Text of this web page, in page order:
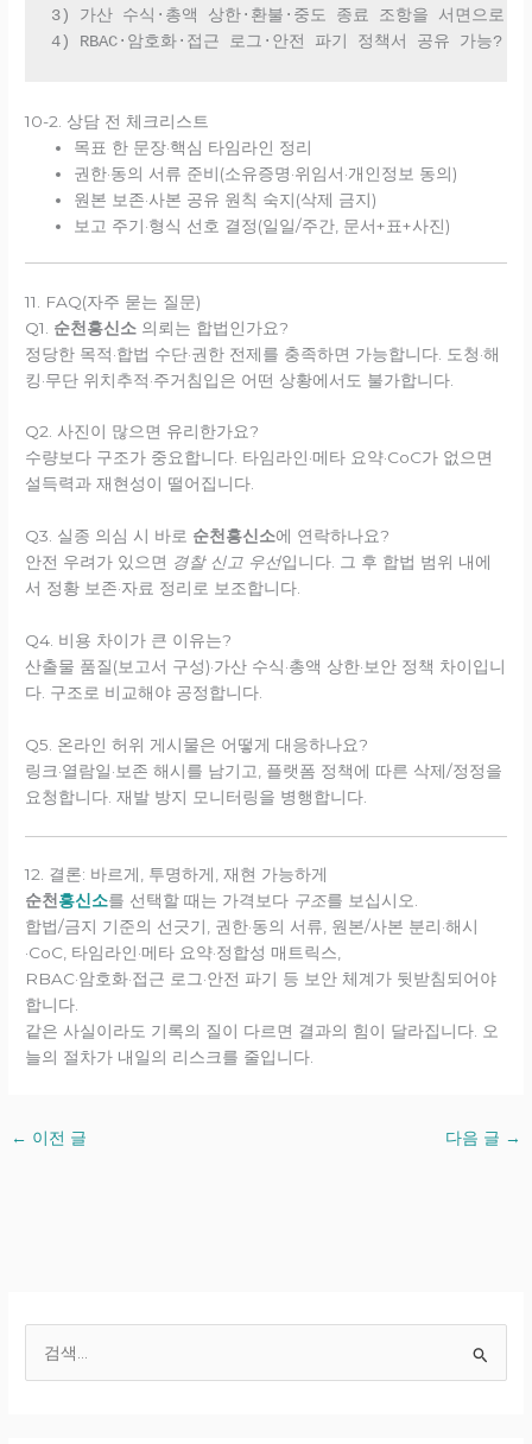
3) 가산 수식·총액 상한·환불·중도 종료 조항을 서면으로
4) RBAC·암호화·접근 로그·안전 파기 정책서 공유 가능?
10-2. 상담 전 체크리스트
목표 한 문장·핵심 타임라인 정리
권한·동의 서류 준비(소유증명·위임서·개인정보 동의)
원본 보존·사본 공유 원칙 숙지(삭제 금지)
보고 주기·형식 선호 결정(일일/주간, 문서+표+사진)
11. FAQ(자주 묻는 질문)
Q1. 순천흥신소 의뢰는 합법인가요?
정당한 목적·합법 수단·권한 전제를 충족하면 가능합니다. 도청·해
킹·무단 위치추적·주거침입은 어떤 상황에서도 불가합니다.
Q2. 사진이 많으면 유리한가요?
수량보다 구조가 중요합니다. 타임라인·메타 요약·CoC가 없으면
설득력과 재현성이 떨어집니다.
Q3. 실종 의심 시 바로 순천흥신소에 연락하나요?
안전 우려가 있으면 경찰 신고 우선입니다. 그 후 합법 범위 내에
서 정황 보존·자료 정리로 보조합니다.
Q4. 비용 차이가 큰 이유는?
산출물 품질(보고서 구성)·가산 수식·총액 상한·보안 정책 차이입니
다. 구조로 비교해야 공정합니다.
Q5. 온라인 허위 게시물은 어떻게 대응하나요?
링크·열람일·보존 해시를 남기고, 플랫폼 정책에 따른 삭제/정정을
요청합니다. 재발 방지 모니터링을 병행합니다.
12. 결론: 바르게, 투명하게, 재현 가능하게
순천흥신소를 선택할 때는 가격보다 구조를 보십시오.
합법/금지 기준의 선긋기, 권한·동의 서류, 원본/사본 분리·해시
·CoC, 타임라인·메타 요약·정합성 매트릭스,
RBAC·암호화·접근 로그·안전 파기 등 보안 체계가 뒷받침되어야
합니다.
같은 사실이라도 기록의 질이 다르면 결과의 힘이 달라집니다. 오
늘의 절차가 내일의 리스크를 줄입니다.
← 이전 글 다음 글 →